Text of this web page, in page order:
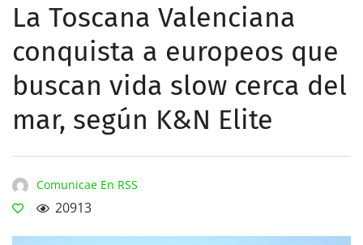
La Toscana Valenciana
conquista a europeos que
buscan vida slow cerca del
mar, según K&N Elite
Comunicae En RSS
20913